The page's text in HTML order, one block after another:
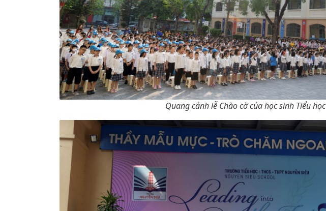
Quang cảnh lễ Chào cờ của học sinh Tiểu học